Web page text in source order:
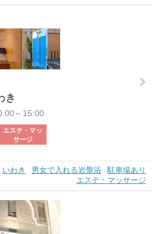
き
～15:00
エステ・マッ
サージ
いわき 男女で入れる岩盤浴 駐車場あり
エステ・マッサージ